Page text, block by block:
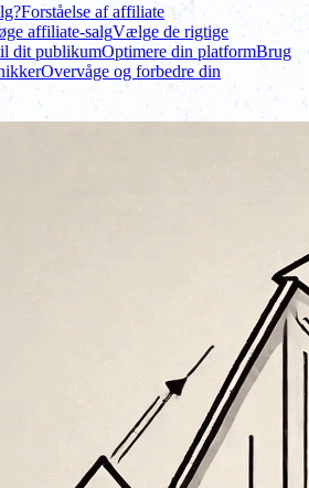
Forståelse af affiliate
affiliate-salgVælge de rigtige
dit publikumOptimere din platformBrug
Overvåge og forbedre din